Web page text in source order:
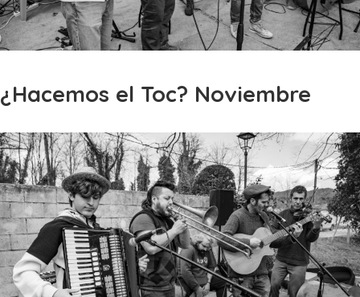
¿Hacemos el Toc? Noviembre